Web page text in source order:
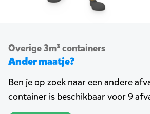
Overige 3m³ containers
Ander maatje?
Ben je op zoek naar een andere
container is beschikbaar voor 9